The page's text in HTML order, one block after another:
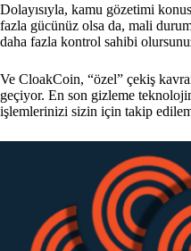
Dolayısıyla, kamu gözetimi
fazla gücünüz olsa da, mali
daha fazla kontrol sahibi
Ve CloakCoin, “özel” çekiş
geçiyor. En son gizleme
işlemlerinizi sizin için takip